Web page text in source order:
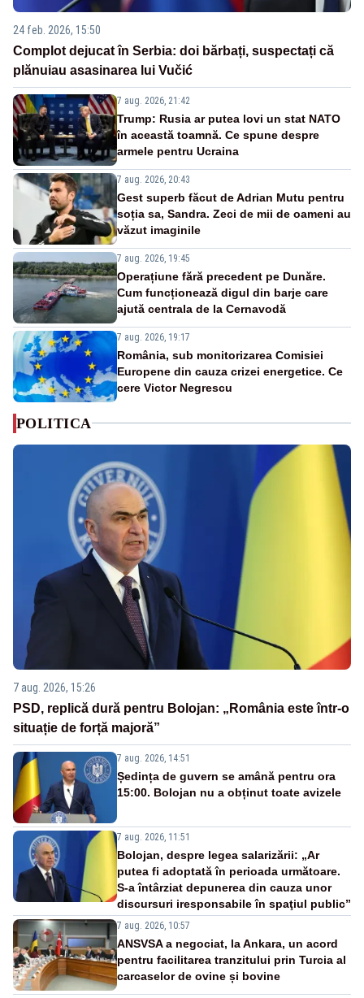
24 feb. 2026, 15:50
Complot dejucat în Serbia: doi bărbați, suspectați că
plănuiau asasinarea lui Vučić
7 aug. 2026, 21:42
Trump: Rusia ar putea lovi un stat NATO
în această toamnă. Ce spune despre
armele pentru Ucraina
7 aug. 2026, 20:43
Gest superb făcut de Adrian Mutu pentru
soția sa, Sandra. Zeci de mii de oameni au
văzut imaginile
7 aug. 2026, 19:45
Operațiune fără precedent pe Dunăre.
Cum funcționează digul din barje care
ajută centrala de la Cernavodă
7 aug. 2026, 19:17
România, sub monitorizarea Comisiei
Europene din cauza crizei energetice. Ce
cere Victor Negrescu
POLITICA
7 aug. 2026, 15:26
PSD, replică dură pentru Bolojan: „România este într-o
situație de forță majoră”
7 aug. 2026, 14:51
Ședința de guvern se amână pentru ora
15:00. Bolojan nu a obținut toate avizele
7 aug. 2026, 11:51
Bolojan, despre legea salarizării: „Ar
putea fi adoptată în perioada următoare.
S-a întârziat depunerea din cauza unor
discursuri iresponsabile în spaţiul public”
7 aug. 2026, 10:57
ANSVSA a negociat, la Ankara, un acord
pentru facilitarea tranzitului prin Turcia al
carcaselor de ovine și bovine